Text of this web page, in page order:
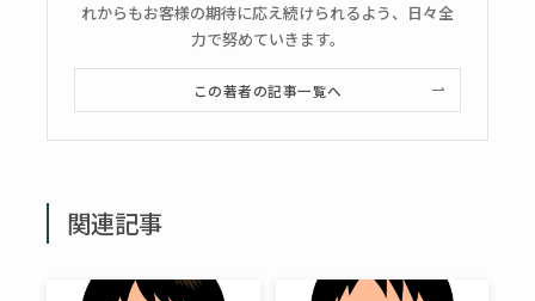
れからもお客様の期待に応え続けられるよう、日々全
力で努めていきます。
この著者の記事一覧へ
関連記事